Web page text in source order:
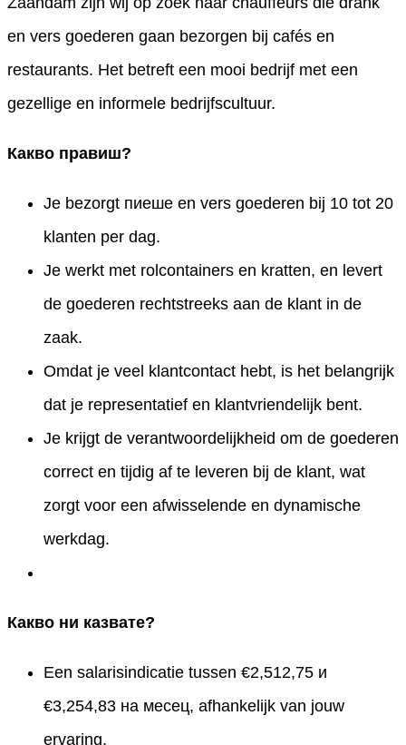
en vers goederen gaan bezorgen bij cafés en
restaurants. Het betreft een mooi bedrijf met een
gezellige en informele bedrijfscultuur.
Какво правиш?
Je bezorgt пиеше en vers goederen bij 10 tot 20
klanten per dag.
Je werkt met rolcontainers en kratten, en levert
de goederen rechtstreeks aan de klant in de
zaak.
Omdat je veel klantcontact hebt, is het belangrijk
dat je representatief en klantvriendelijk bent.
Je krijgt de verantwoordelijkheid om de goederen
correct en tijdig af te leveren bij de klant, wat
zorgt voor een afwisselende en dynamische
werkdag.
Какво ни казвате?
Een salarisindicatie tussen €2,512,75 и
€3,254,83 на месец, afhankelijk van jouw
ervaring.